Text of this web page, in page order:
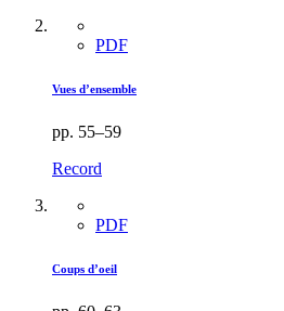
PDF
Vues d’ensemble
pp. 55–59
Record
PDF
Coups d’oeil